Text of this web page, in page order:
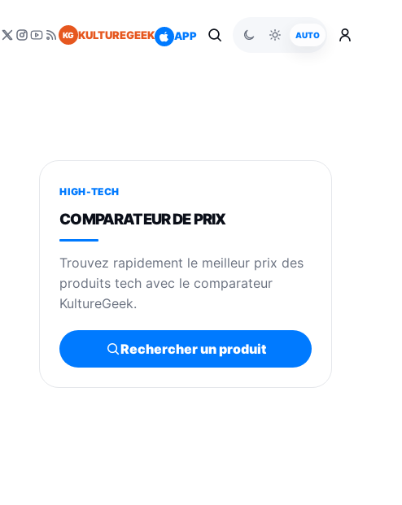
KG KULTUREGEEK APP AUTO
HIGH-TECH
COMPARATEUR DE PRIX
Trouvez rapidement le meilleur prix des
produits tech avec le comparateur
KultureGeek.
Rechercher un produit